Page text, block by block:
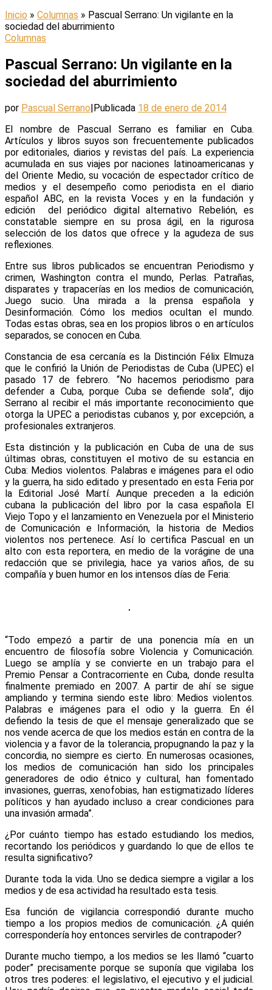
Inicio » Columnas » Pascual Serrano: Un vigilante en la
sociedad del aburrimiento
Columnas
Pascual Serrano: Un vigilante en la
sociedad del aburrimiento
por Pascual Serrano|Publicada 18 de enero de 2014
El nombre de Pascual Serrano es familiar en Cuba.
Artículos y libros suyos son frecuentemente publicados
por editoriales, diarios y revistas del país. La experiencia
acumulada en sus viajes por naciones latinoamericanas y
del Oriente Medio, su vocación de espectador crítico de
medios y el desempeño como periodista en el diario
español ABC, en la revista Voces y en la fundación y
edición del periódico digital alternativo Rebelión, es
constatable siempre en su prosa ágil, en la rigurosa
selección de los datos que ofrece y la agudeza de sus
reflexiones.
Entre sus libros publicados se encuentran Periodismo y
crimen, Washington contra el mundo, Perlas. Patrañas,
disparates y trapacerías en los medios de comunicación,
Juego sucio. Una mirada a la prensa española y
Desinformación. Cómo los medios ocultan el mundo.
Todas estas obras, sea en los propios libros o en artículos
separados, se conocen en Cuba.
Constancia de esa cercanía es la Distinción Félix Elmuza
que le confirió la Unión de Periodistas de Cuba (UPEC) el
pasado 17 de febrero. “No hacemos periodismo para
defender a Cuba, porque Cuba se defiende sola”, dijo
Serrano al recibir el más importante reconocimiento que
otorga la UPEC a periodistas cubanos y, por excepción, a
profesionales extranjeros.
Esta distinción y la publicación en Cuba de una de sus
últimas obras, constituyen el motivo de su estancia en
Cuba: Medios violentos. Palabras e imágenes para el odio
y la guerra, ha sido editado y presentado en esta Feria por
la Editorial José Martí. Aunque preceden a la edición
cubana la publicación del libro por la casa española El
Viejo Topo y el lanzamiento en Venezuela por el Ministerio
de Comunicación e Información, la historia de Medios
violentos nos pertenece. Así lo certifica Pascual en un
alto con esta reportera, en medio de la vorágine de una
redacción que se privilegia, hace ya varios años, de su
compañía y buen humor en los intensos días de Feria:
“Todo empezó a partir de una ponencia mía en un
encuentro de filosofía sobre Violencia y Comunicación.
Luego se amplía y se convierte en un trabajo para el
Premio Pensar a Contracorriente en Cuba, donde resulta
finalmente premiado en 2007. A partir de ahí se sigue
ampliando y termina siendo este libro: Medios violentos.
Palabras e imágenes para el odio y la guerra. En él
defiendo la tesis de que el mensaje generalizado que se
nos vende acerca de que los medios están en contra de la
violencia y a favor de la tolerancia, propugnando la paz y la
concordia, no siempre es cierto. En numerosas ocasiones,
los medios de comunicación han sido los principales
generadores de odio étnico y cultural, han fomentado
invasiones, guerras, xenofobias, han estigmatizado líderes
políticos y han ayudado incluso a crear condiciones para
una invasión armada”.
¿Por cuánto tiempo has estado estudiando los medios,
recortando los periódicos y guardando lo que de ellos te
resulta significativo?
Durante toda la vida. Uno se dedica siempre a vigilar a los
medios y de esa actividad ha resultado esta tesis.
Esa función de vigilancia correspondió durante mucho
tiempo a los propios medios de comunicación. ¿A quién
correspondería hoy entonces servirles de contrapoder?
Durante mucho tiempo, a los medios se les llamó “cuarto
poder” precisamente porque se suponía que vigilaba los
otros tres poderes: el legislativo, el ejecutivo y el judicial.